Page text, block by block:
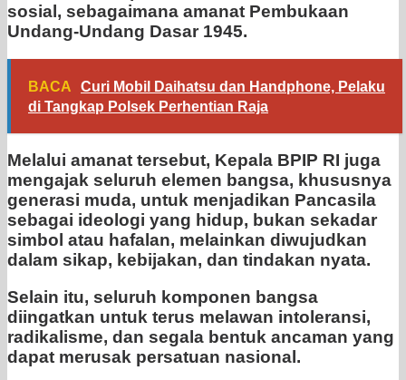
sosial, sebagaimana amanat Pembukaan
Undang-Undang Dasar 1945.
BACA
Curi Mobil Daihatsu dan Handphone, Pelaku
di Tangkap Polsek Perhentian Raja
Melalui amanat tersebut, Kepala BPIP RI juga
mengajak seluruh elemen bangsa, khususnya
generasi muda, untuk menjadikan Pancasila
sebagai ideologi yang hidup, bukan sekadar
simbol atau hafalan, melainkan diwujudkan
dalam sikap, kebijakan, dan tindakan nyata.
Selain itu, seluruh komponen bangsa
diingatkan untuk terus melawan intoleransi,
radikalisme, dan segala bentuk ancaman yang
dapat merusak persatuan nasional.